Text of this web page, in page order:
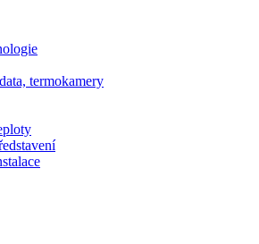
termokamery